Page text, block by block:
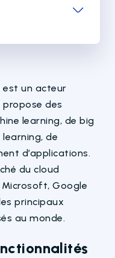
est un acteur
propose des
learning, de big
de
d’applications.
du cloud
Google
principaux
au monde.